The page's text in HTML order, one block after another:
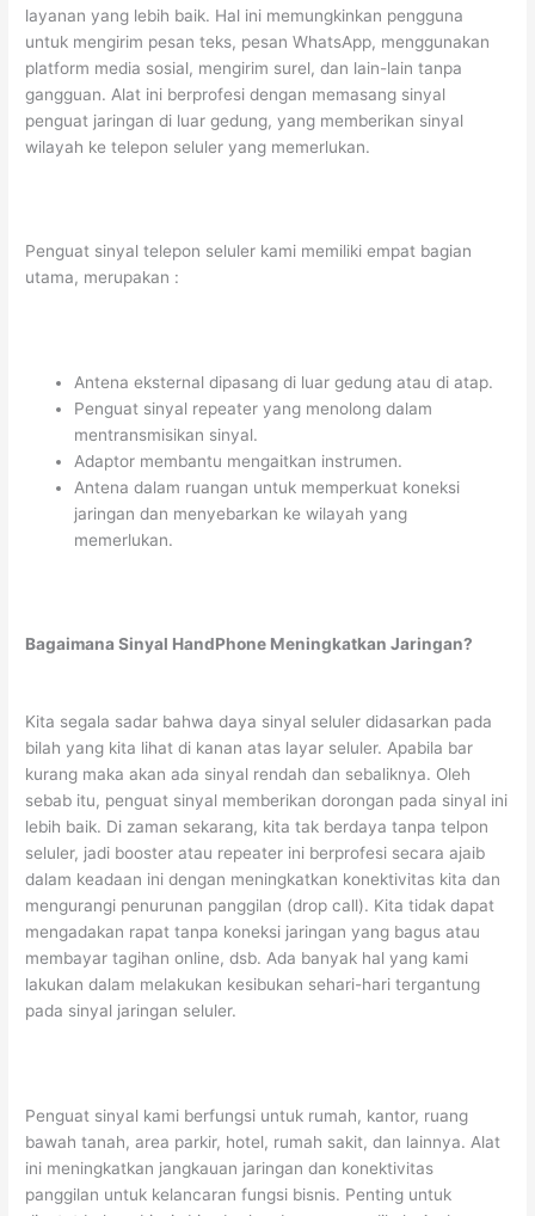
layanan yang lebih baik. Hal ini memungkinkan pengguna
untuk mengirim pesan teks, pesan WhatsApp, menggunakan
platform media sosial, mengirim surel, dan lain-lain tanpa
gangguan. Alat ini berprofesi dengan memasang sinyal
penguat jaringan di luar gedung, yang memberikan sinyal
wilayah ke telepon seluler yang memerlukan.
Penguat sinyal telepon seluler kami memiliki empat bagian
utama, merupakan :
Antena eksternal dipasang di luar gedung atau di atap.
Penguat sinyal repeater yang menolong dalam
mentransmisikan sinyal.
Adaptor membantu mengaitkan instrumen.
Antena dalam ruangan untuk memperkuat koneksi
jaringan dan menyebarkan ke wilayah yang
memerlukan.
Bagaimana Sinyal HandPhone Meningkatkan Jaringan?
Kita segala sadar bahwa daya sinyal seluler didasarkan pada
bilah yang kita lihat di kanan atas layar seluler. Apabila bar
kurang maka akan ada sinyal rendah dan sebaliknya. Oleh
sebab itu, penguat sinyal memberikan dorongan pada sinyal ini
lebih baik. Di zaman sekarang, kita tak berdaya tanpa telpon
seluler, jadi booster atau repeater ini berprofesi secara ajaib
dalam keadaan ini dengan meningkatkan konektivitas kita dan
mengurangi penurunan panggilan (drop call). Kita tidak dapat
mengadakan rapat tanpa koneksi jaringan yang bagus atau
membayar tagihan online, dsb. Ada banyak hal yang kami
lakukan dalam melakukan kesibukan sehari-hari tergantung
pada sinyal jaringan seluler.
Penguat sinyal kami berfungsi untuk rumah, kantor, ruang
bawah tanah, area parkir, hotel, rumah sakit, dan lainnya. Alat
ini meningkatkan jangkauan jaringan dan konektivitas
panggilan untuk kelancaran fungsi bisnis. Penting untuk